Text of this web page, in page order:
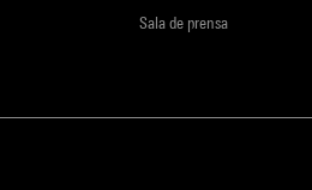
Sala de prensa